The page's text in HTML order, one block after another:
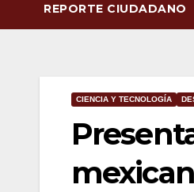
REPORTE CIUDADANO
CIENCIA Y TECNOLOGÍA